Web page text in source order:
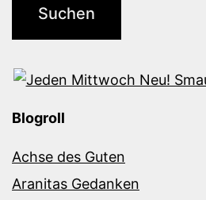
Blogroll
Achse des Guten
Aranitas Gedanken